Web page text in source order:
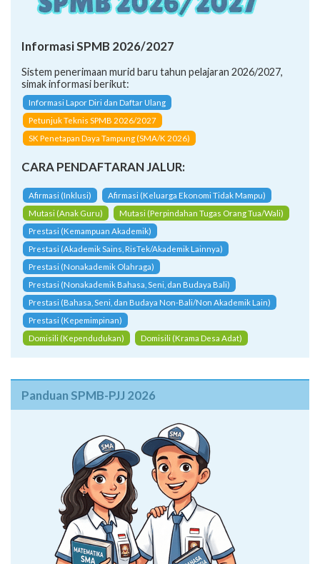
Informasi SPMB 2026/2027
Sistem penerimaan murid baru tahun pelajaran 2026/2027,
simak informasi berikut:
Informasi Lapor Diri dan Daftar Ulang
Petunjuk Teknis SPMB 2026/2027
SK Penetapan Daya Tampung (SMA/K 2026)
CARA PENDAFTARAN JALUR:
Afirmasi (Inklusi)
Afirmasi (Keluarga Ekonomi Tidak Mampu)
Mutasi (Anak Guru)
Mutasi (Perpindahan Tugas Orang Tua/Wali)
Prestasi (Kemampuan Akademik)
Prestasi (Akademik Sains, RisTek/Akademik Lainnya)
Prestasi (Nonakademik Olahraga)
Prestasi (Nonakademik Bahasa, Seni, dan Budaya Bali)
Prestasi (Bahasa, Seni, dan Budaya Non-Bali/Non Akademik Lain)
Prestasi (Kepemimpinan)
Domisili (Kependudukan)
Domisili (Krama Desa Adat)
Panduan SPMB-PJJ 2026